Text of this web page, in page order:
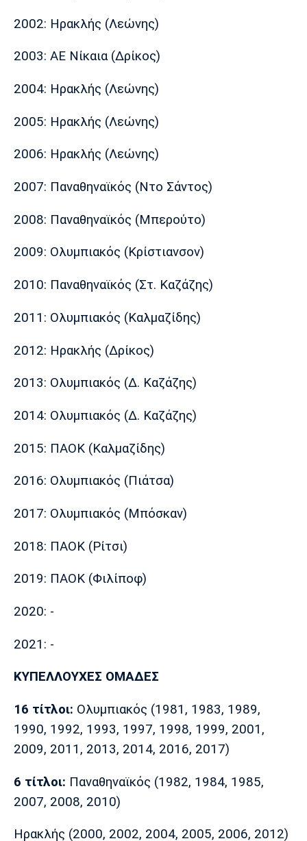
2002: Ηρακλής (Λεώνης)
2003: ΑΕ Νίκαια (Δρίκος)
2004: Ηρακλής (Λεώνης)
2005: Ηρακλής (Λεώνης)
2006: Ηρακλής (Λεώνης)
2007: Παναθηναϊκός (Ντο Σάντος)
2008: Παναθηναϊκός (Μπερούτο)
2009: Ολυμπιακός (Κρίστιανσον)
2010: Παναθηναϊκός (Στ. Καζάζης)
2011: Ολυμπιακός (Καλμαζίδης)
2012: Ηρακλής (Δρίκος)
2013: Ολυμπιακός (Δ. Καζάζης)
2014: Ολυμπιακός (Δ. Καζάζης)
2015: ΠΑΟΚ (Καλμαζίδης)
2016: Ολυμπιακός (Πιάτσα)
2017: Ολυμπιακός (Μπόσκαν)
2018: ΠΑΟΚ (Ρίτσι)
2019: ΠΑΟΚ (Φιλίποφ)
2020: -
2021: -
ΚΥΠΕΛΛΟΥΧΕΣ ΟΜΑΔΕΣ
16 τίτλοι: Ολυμπιακός (1981, 1983, 1989,
1990, 1992, 1993, 1997, 1998, 1999, 2001,
2009, 2011, 2013, 2014, 2016, 2017)
6 τίτλοι: Παναθηναϊκός (1982, 1984, 1985,
2007, 2008, 2010)
Ηρακλής (2000, 2002, 2004, 2005, 2006, 2012)